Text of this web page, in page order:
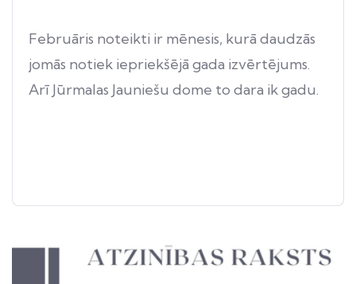
Februāris noteikti ir mēnesis, kurā daudzās
jomās notiek iepriekšējā gada izvērtējums.
Arī Jūrmalas Jauniešu dome to dara ik gadu.